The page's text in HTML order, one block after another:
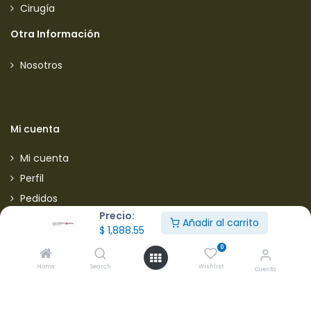
Precio:
$ 1,888.55
Añadir al carrito
Home Search
0
Wishlist Cuenta
Cirugía
Otra Información
Nosotros
Mi cuenta
Mi cuenta
Perfil
Pedidos
Información Legal
Aviso de privacidad